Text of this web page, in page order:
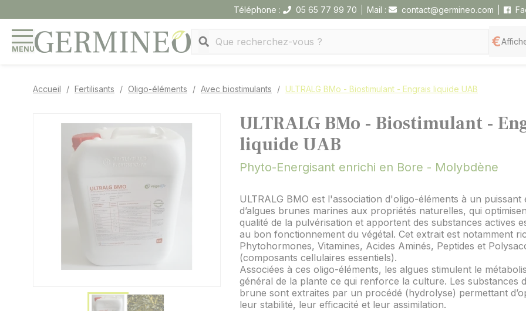
Téléphone : 05 65 77 99 70 Mail : contact@germineo.com
MENU
Accueil Fertilisants Oligo-éléments Avec biostimulants ULTRALG BMo - Biostimulant - Engrais liquide UAB
ULTRALG BMo - Biostimulant -
liquide UAB
Phyto-Energisant enrichi en Bore - Molybdène
ULTRALG BMO est l'association d'oligo-éléments à un puissant
d’algues brunes marines aux propriétés naturelles, qui
qualité de la pulvérisation et apportent des substances actives
au bon fonctionnement du végétal. Cet extrait est notamment
Phytohormones, Vitamines, Acides Aminés, Peptides et
(composants cellulaires essentiels).
Associées à ces oligo-éléments, les algues stimulent le
général de la plante ce qui renforce la culture. Les substances
brune sont extraites par un procédé (hydrolyse) permettant
leur stabilité, leur efficacité et leur assimilation.